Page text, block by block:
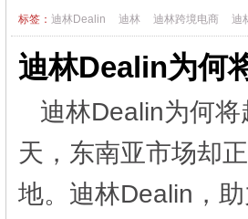
标签： 迪林Dealin 迪林 迪林跨境电商 迪
迪林Dealin为何
迪林Dealin为何
天，东南亚市场却
地。迪林Dealin，